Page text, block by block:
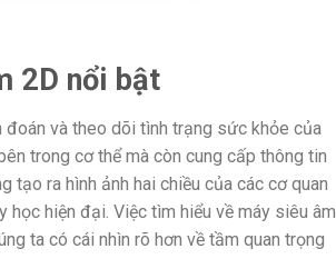
2D nổi bật
và theo dõi tình trạng sức khỏe của
trong cơ thể mà còn cung cấp thông tin
tạo ra hình ảnh hai chiều của các cơ quan
học hiện đại. Việc tìm hiểu về máy siêu âm
ta có cái nhìn rõ hơn về tầm quan trọng